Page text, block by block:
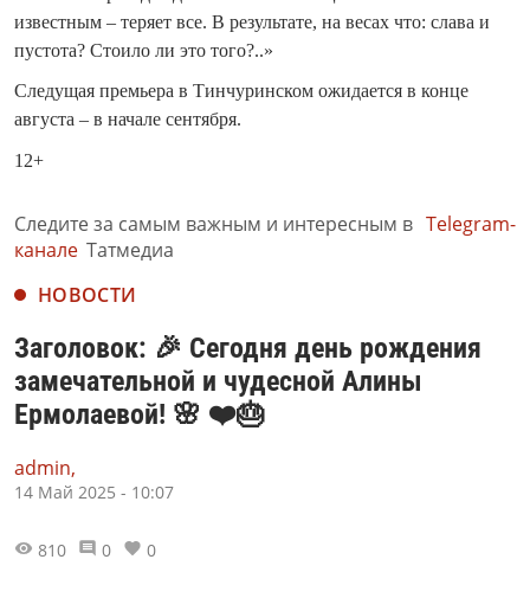
известным – теряет все. В результате, на весах что: слава и
пустота? Стоило ли это того?..»
Следущая премьера в Тинчуринском ожидается в конце
августа – в начале сентября.
12+
Следите за самым важным и интересным в Telegram-
канале Татмедиа
НОВОСТИ
Заголовок: 🎉 Сегодня день рождения
замечательной и чудесной Алины
Ермолаевой! 🌸 ❤️🎂
admin,
14 Май 2025 - 10:07
810 0 0